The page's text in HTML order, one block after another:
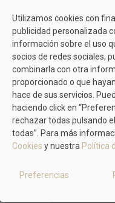
MÁS
Utilizamos cookies con
publicidad personalizada
información sobre el uso
socios de redes sociales,
combinarla con otra
proporcionado o que
hace de sus servicios.
haciendo click en
rechazar todas pulsando
todas”. Para más
Cookies y nuestra Política
Preferencias